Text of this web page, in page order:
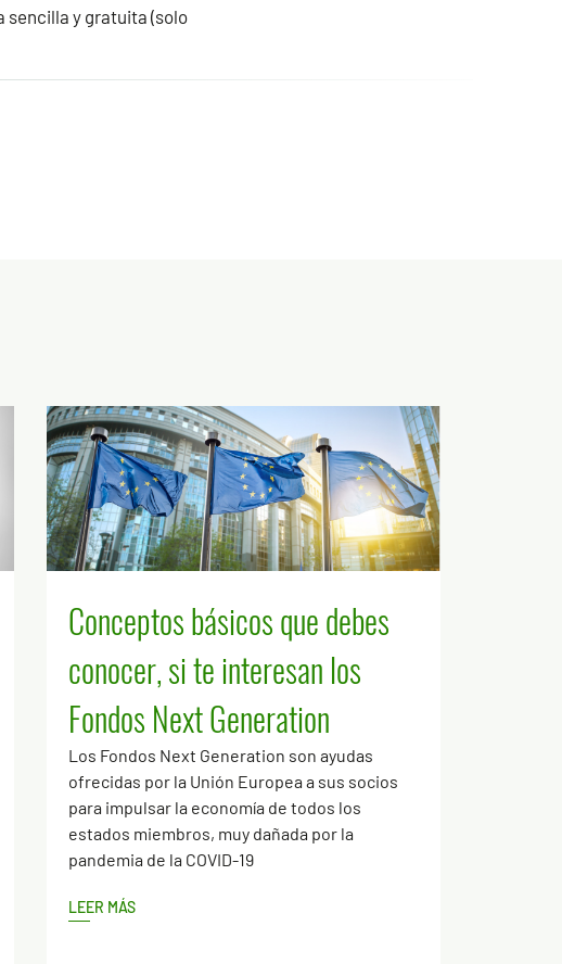
sencilla y gratuita (solo
Conceptos básicos que debes
conocer, si te interesan los
Fondos Next Generation
Los Fondos Next Generation son ayudas
ofrecidas por la Unión Europea a sus socios
para impulsar la economía de todos los
estados miembros, muy dañada por la
pandemia de la COVID-19
LEER MÁS